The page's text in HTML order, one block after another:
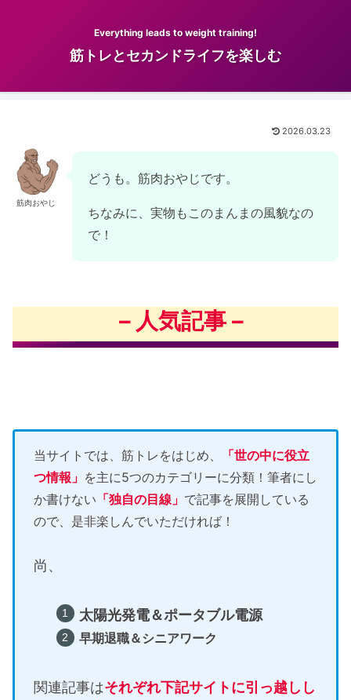
Everything leads to weight training!
筋トレとセカンドライフを楽しむ
2026.03.23
筋肉おやじ
どうも。筋肉おやじです。
ちなみに、実物もこのまんまの風貌なの
で！
– 人気記事 –
当サイトでは、筋トレをはじめ、
「世の中に役立
つ情報」 を主に5つのカテゴリーに分類！筆者にし
か書けない 「独自の目線」 で記事を展開している
ので、是非楽しんでいただければ！
尚、
太陽光発電＆ポータブル電源
早期退職＆シニアワーク
関連記事はそれぞれ下記サイトに引っ越しし